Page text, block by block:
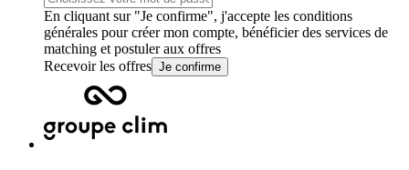
En cliquant sur "Je confirme", j'accepte les conditions
générales pour créer mon compte, bénéficier des services de
matching et postuler aux offres
Recevoir les offres Je confirme